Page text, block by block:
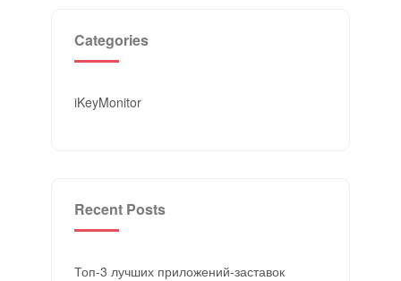
Categories
iKeyMonitor
Recent Posts
Топ-3 лучших приложений-заставок